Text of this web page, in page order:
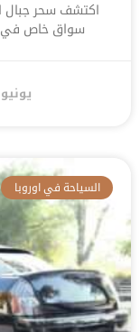
اكتشف سحر جبال
سواق خاص في سويسرا
يونيو 30, 2026
السياحة في اوروبا